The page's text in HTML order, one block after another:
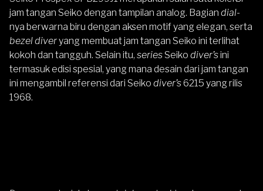
jam tangan Seiko dengan tampilan analog. Bagian dial-
nya berwarna biru dengan aksen motif yang elegan, serta
bezel diveryang membuat jam tangan Seiko ini terlihat
kokoh dan tangguh. Selain itu, series Seiko diver’sini
termasuk edisi spesial, yang mana desain dari jam tangan
ini mengambil referensi dari Seiko diver’s6215 yang rilis
1968.